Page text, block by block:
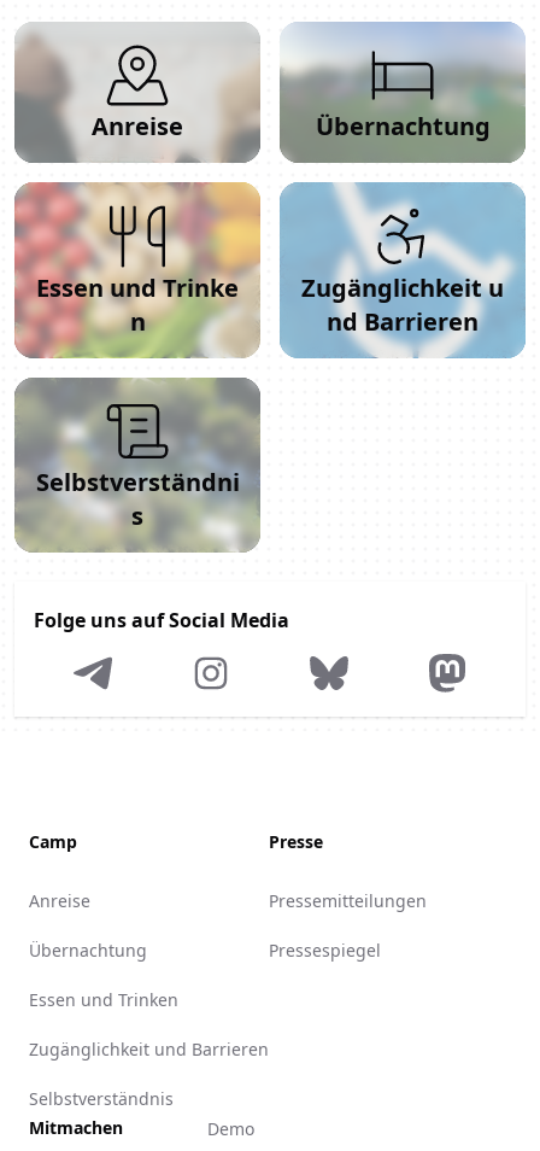
Anreise Übernachtung
Essen und Trinke
n
Zugänglichkeit u
nd Barrieren
Selbstverständni
s
Folge uns auf Social Media
Telegram
Instagram Bluesky Mastodon
Camp
Anreise
Übernachtung
Essen und Trinken
Zugänglichkeit und Barrieren
Selbstverständnis
Presse
Pressemitteilungen
Pressespiegel
Mitmachen Demo